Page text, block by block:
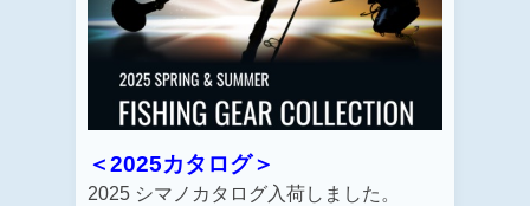
＜2025カタログ＞
2025 シマノカタログ入荷しました。